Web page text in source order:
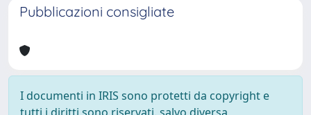
Pubblicazioni consigliate
I documenti in IRIS sono protetti da copyright e